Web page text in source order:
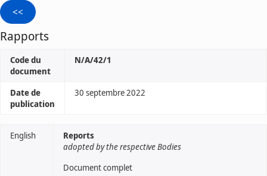
Rapports
Code du
document
N/A/42/1
Date de
publication
30 septembre 2022
English
Reports
adopted by the respective Bodies
Document complet